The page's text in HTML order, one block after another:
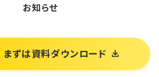
お知らせ
まずは資料ダウンロード